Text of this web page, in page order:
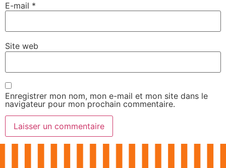
E-mail *
Site web
Enregistrer mon nom, mon e-mail et mon site dans le
navigateur pour mon prochain commentaire.